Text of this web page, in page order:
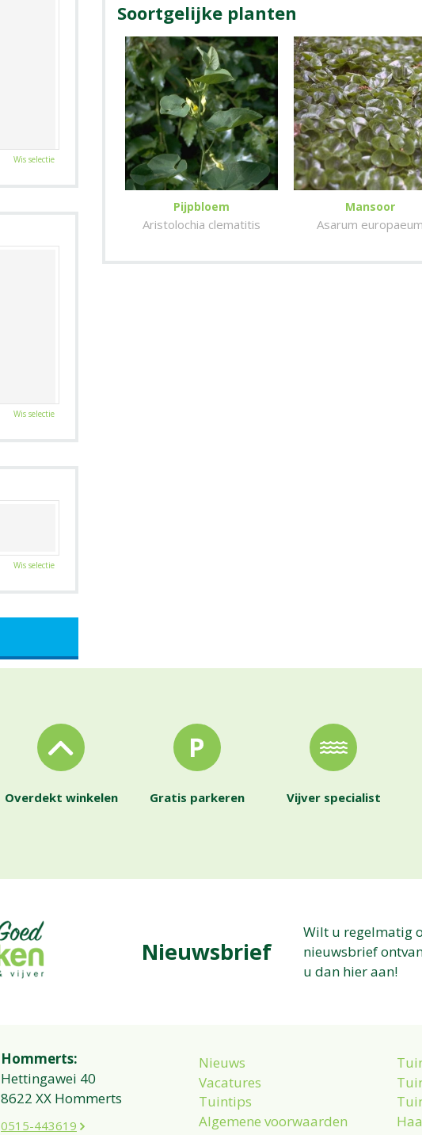
Soortgelijke planten
Pijpbloem
Aristolochia clematitis
Mansoor
Asarum europaeum
Wis selectie
Wis selectie
Wis selectie
Overdekt winkelen Gratis parkeren Vijver specialist
Nieuwsbrief
Wilt u regelmatig
nieuwsbrief
u dan hier aan!
Hommerts:
Hettingawei 40
8622 XX Hommerts
0515-443619
Nieuws
Vacatures
Tuintips
Algemene voorwaarden